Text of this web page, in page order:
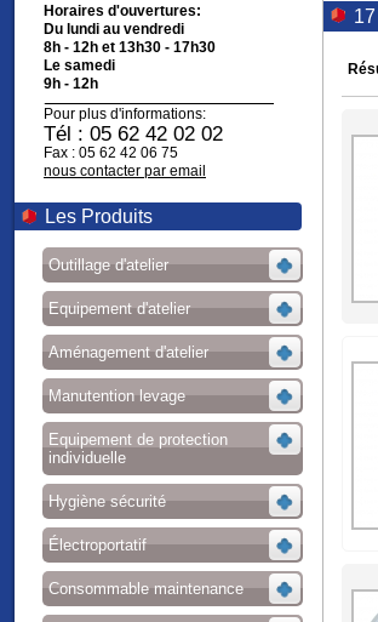
Horaires d'ouvertures:
Du lundi au vendredi
8h - 12h et 13h30 - 17h30
Le samedi
9h - 12h
Pour plus d'informations:
Tél : 05 62 42 02 02
Fax : 05 62 42 06 75
nous contacter par email
Les Produits
Outillage d'atelier
Equipement d'atelier
Aménagement d'atelier
Manutention levage
Equipement de protection
individuelle
Hygiène sécurité
Électroportatif
Consommable maintenance